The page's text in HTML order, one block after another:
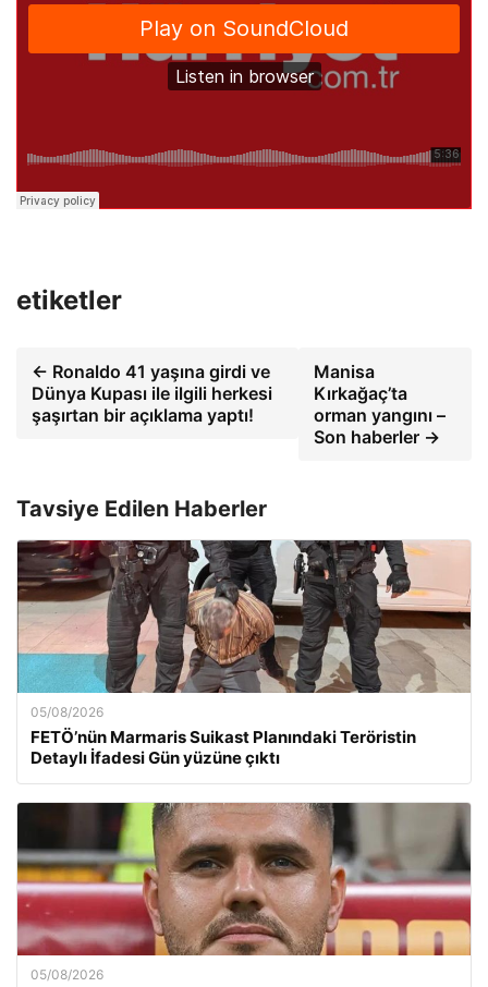
etiketler
← Ronaldo 41 yaşına girdi ve
Dünya Kupası ile ilgili herkesi
şaşırtan bir açıklama yaptı!
Manisa
Kırkağaç’ta
orman yangını –
Son haberler →
Tavsiye Edilen Haberler
05/08/2026
FETÖ’nün Marmaris Suikast Planındaki Teröristin
Detaylı İfadesi Gün yüzüne çıktı
05/08/2026